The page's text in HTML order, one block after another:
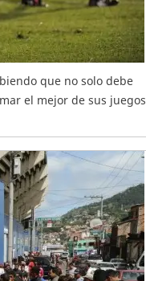
que no solo debe
el mejor de sus juegos